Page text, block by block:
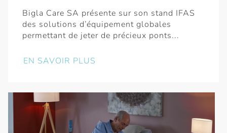
Bigla Care SA présente sur son stand IFAS
des solutions d’équipement globales
permettant de jeter de précieux ponts...
EN SAVOIR PLUS